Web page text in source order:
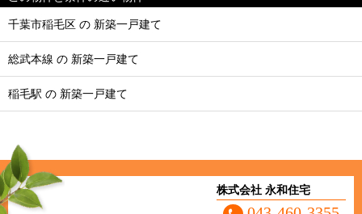
千葉市稲毛区 の 新築一戸建て
総武本線 の 新築一戸建て
稲毛駅 の 新築一戸建て
株式会社 永和住宅